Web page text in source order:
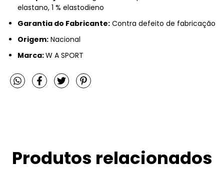
elastano, 1 % elastodieno
Garantia do Fabricante: Contra defeito de fabricação
Origem: Nacional
Marca:W A SPORT
Produtos relacionados